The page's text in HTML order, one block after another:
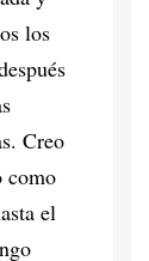
los
Creo
como
el